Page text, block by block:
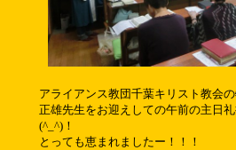
アライアンス教団千葉キリスト教会
正雄先生をお迎えしての午前の主日
(^_^)！
とっても恵まれましたー！！！